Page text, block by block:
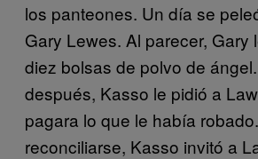
los panteones. Un día se
Gary Lewes. Al parecer, Gary
diez bolsas de polvo de
después, Kasso le pidió a
pagara lo que le había
reconciliarse, Kasso invitó a